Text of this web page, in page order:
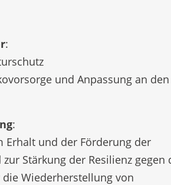
:
und Anpassung an den
:
Erhalt und der Förderung der
Stärkung der Resilienz gegen
Wiederherstellung von